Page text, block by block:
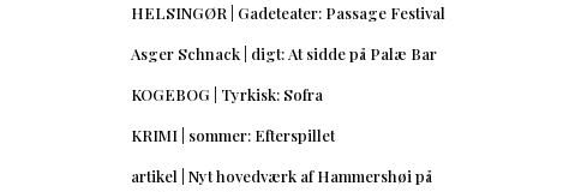
HELSINGØR | Gadeteater: Passage Festival
Asger Schnack | digt: At sidde på Palæ Bar
KOGEBOG | Tyrkisk: Sofra
KRIMI | sommer: Efterspillet
artikel | Nyt hovedværk af Hammershøi på